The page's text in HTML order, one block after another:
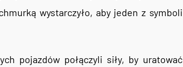
wystarczyło, aby jeden z symboli
pojazdów połączyli siły, by uratować